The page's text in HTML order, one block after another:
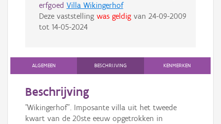
erfgoed Villa Wikingerhof
Deze vaststelling was geldigvan 24-09-2009
tot 14-05-2024
ALGEMEEN BESCHRIJVING KENMERKEN
Beschrijving
"Wikingerhof". Imposante villa uit het tweede
kwart van de 20ste eeuw opgetrokken in